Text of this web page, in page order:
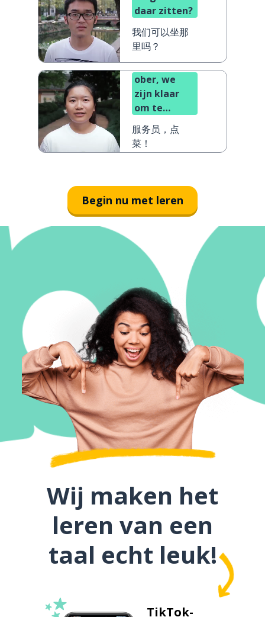
daar zitten?
我们可以坐那
里吗？
ober, we
zijn klaar
om te
bestellen!
服务员，点
菜！
Begin nu met leren
Wij maken het
leren van een
taal echt leuk!
TikTok-